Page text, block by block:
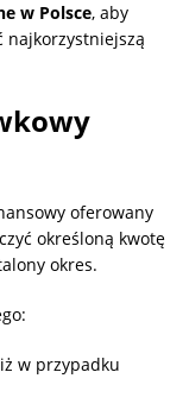
w Polsce, aby
najkorzystniejszą
oferowany
określoną kwotę
okres.
w przypadku